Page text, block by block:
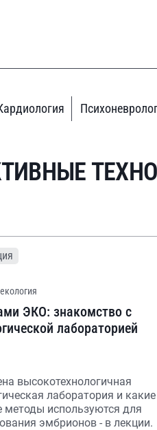
ЭКО: знакомство с
лабораторией
высокотехнологичная
лаборатория и какие
методы используются для
эмбрионов - в лекции.